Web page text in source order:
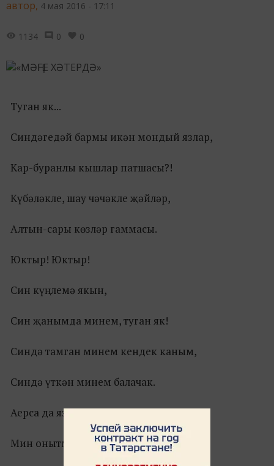
автор, 4 мая 2016 - 17:11
1134 0 0
Туган як...
Синдәгедәй бармы икән мондый язлар,
Кар-буранлы кышлар патшасы?!
Күбәләкле, шау чәчәкле җәйләр,
Алтын-сары көзләр гаммасы.
Юктыр! Юктыр!
Син күңлемә якын,
Син җанымда минем, туган як!
Синдә тамган минем кендек каным,
Синдә үткән минем балачак.
Аерса да язмыш мине синнән,
Мин онытмам сине, туган як!